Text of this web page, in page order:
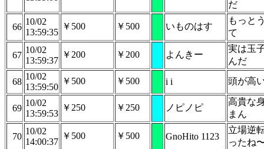
だ
66
10/02
13:59:35
￥500 ￥500 いものはす
もっと
て
67
10/02
13:59:37
￥200 ￥200 よんきー
実は玉
んだ
68
10/02
13:59:50
￥500 ￥500 i i 頭が高
69
10/02
13:59:53
￥250 ￥250 ノピノピ
高貴な
まん
70
10/02
14:00:37
￥500 ￥500 GnoHito 1123
立場逆
ったね